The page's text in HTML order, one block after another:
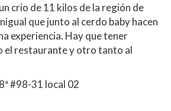
crio de 11 kilos de la región de
que junto al cerdo baby hacen
experiencia. Hay que tener
el restaurante y otro tanto al
#98-31 local 02